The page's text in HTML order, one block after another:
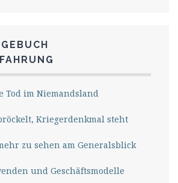
Tod im Niemandsland
Kriegerdenkmal steht
zu sehen am Generalsblick
und Geschäftsmodelle